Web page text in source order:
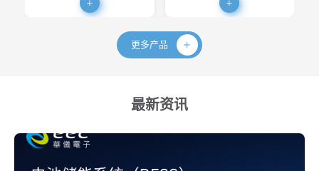
更多产品
最新资讯